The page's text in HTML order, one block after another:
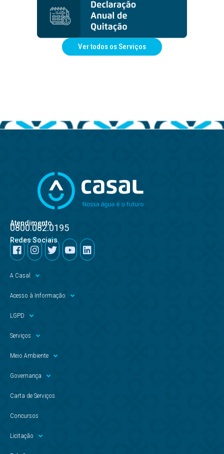
Ver todos os Serviços
Atendimento
0800.082.0195
Redes Sociais
A Casal
Acesso à Informação
LGPD
Serviços
Meio Ambiente
Governança
Carta de Serviços
Concursos
Licitação